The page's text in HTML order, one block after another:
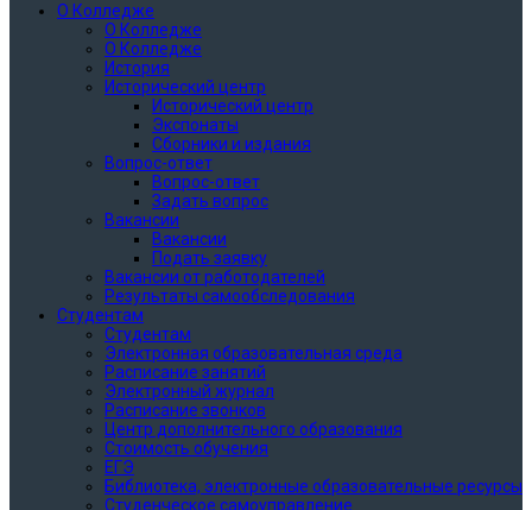
О Колледже
О Колледже
О Колледже
История
Исторический центр
Исторический центр
Экспонаты
Сборники и издания
Вопрос-ответ
Вопрос-ответ
Задать вопрос
Вакансии
Вакансии
Подать заявку
Вакансии от работодателей
Результаты самообследования
Студентам
Студентам
Электронная образовательная среда
Расписание занятий
Электронный журнал
Расписание звонков
Центр дополнительного образования
Стоимость обучения
ЕГЭ
Библиотека, электронные образовательные ресурсы
Студенческое самоуправление